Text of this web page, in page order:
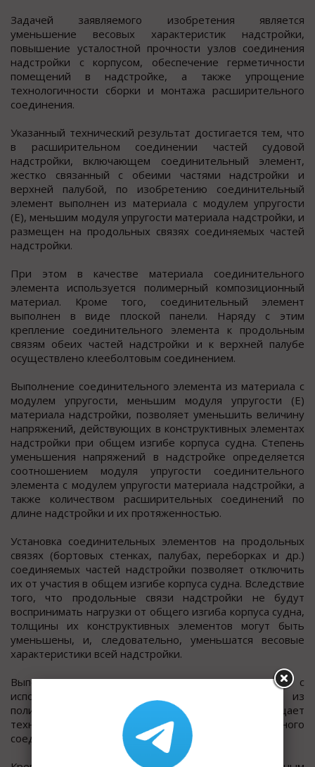
Задачей заявляемого изобретения является
уменьшение весовых характеристик надстройки,
повышение усталостной прочности узлов соединения
надстройки с корпусом, обеспечение герметичности
помещений в надстройке, а также упрощение
технологичности сборки и монтажа расширительного
соединения.
Указанный технический результат достигается тем, что
в расширительном соединении частей судовой
надстройки, включающем соединительный элемент,
жестко связанный с обеими частями надстройки и
верхней палубой, по изобретению соединительный
элемент выполнен из материала с модулем упругости
(Е), меньшим модуля упругости материала надстройки, и
размещен на продольных связях соединяемых частей
надстройки.
При этом в качестве материала соединительного
элемента используется полимерный композиционный
материал. Кроме того, соединительный элемент
выполнен в виде плоской панели. Наряду с этим
крепление соединительного элемента к продольным
связям обеих частей надстройки и к верхней палубе
осуществлено клееболтовым соединением.
Выполнение соединительного элемента из материала с
модулем упругости, меньшим модуля упругости (Е)
материала надстройки, позволяет уменьшить величину
напряжений, действующих в конструктивных элементах
надстройки при общем изгибе корпуса судна. Степень
уменьшения напряжений в надстройке определяется
соотношением модуля упругости соединительного
элемента с модулем упругости материала надстройки, а
также количеством расширительных соединений по
длине надстройки и их протяженностью.
Установка соединительных элементов на продольных
связях (бортовых стенках, палубах, переборках и др.)
соединяемых частей надстройки позволяет отключить
их от участия в общем изгибе корпуса судна. Вследствие
того, что продольные связи надстройки не будут
воспринимать нагрузки от общего изгиба корпуса судна,
толщины их конструктивных элементов могут быть
уменьшены, и, следовательно, уменьшатся весовые
характеристики всей надстройки.
Выполнение соединительных элементов с
использованием готовых плоских панелей из
полимерного композиционного материала упрощает
технологичность сборки и монтажа расширительного
соединения в надстройке судна.